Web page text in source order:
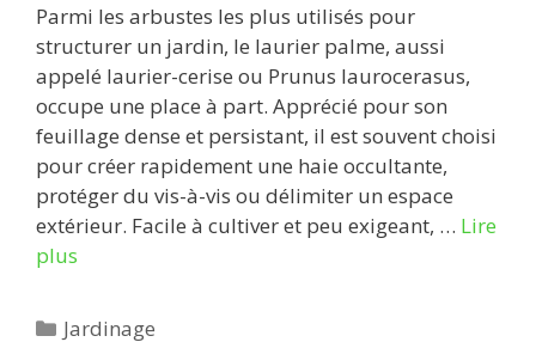
Parmi les arbustes les plus utilisés pour
structurer un jardin, le laurier palme, aussi
appelé laurier-cerise ou Prunus laurocerasus,
occupe une place à part. Apprécié pour son
feuillage dense et persistant, il est souvent choisi
pour créer rapidement une haie occultante,
protéger du vis-à-vis ou délimiter un espace
extérieur. Facile à cultiver et peu exigeant, … Lire
plus
Catégories
Jardinage